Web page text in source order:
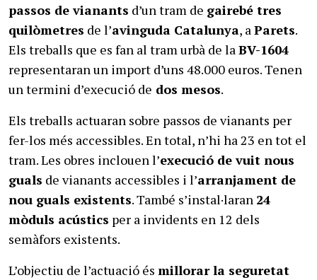
passos de vianants d’un tram de gairebé tres
quilòmetres de l’avinguda Catalunya, aParets.
Els treballs que es fan al tram urbà de laBV-1604
representaran un import d’uns 48.000 euros. Tenen
un termini d’execució de dos mesos.
Els treballs actuaran sobre passos de vianants per
fer-los més accessibles. En total, n’hi ha 23 en tot el
tram. Les obres inclouen l’execució de vuit nous
guals de vianants accessibles i l’arranjament de
nou guals existents. També s’instal·laran 24
mòduls acústics per a invidents en 12 dels
semàfors existents.
L’objectiu de l’actuació és millorar la seguretat